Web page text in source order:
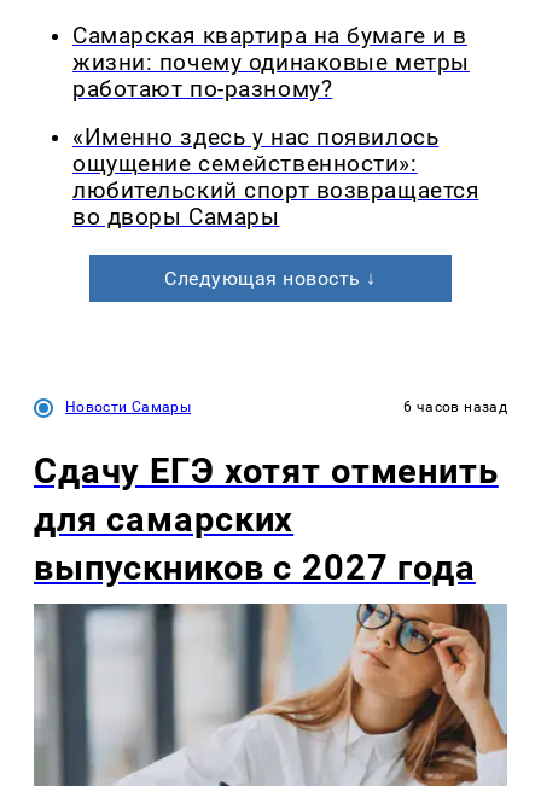
Самарская квартира на бумаге и в
жизни: почему одинаковые метры
работают по-разному?
«Именно здесь у нас появилось
ощущение семейственности»:
любительский спорт возвращается
во дворы Самары
Следующая новость ↓
Новости Самары 6 часов назад
Сдачу ЕГЭ хотят отменить
для самарских
выпускников с 2027 года